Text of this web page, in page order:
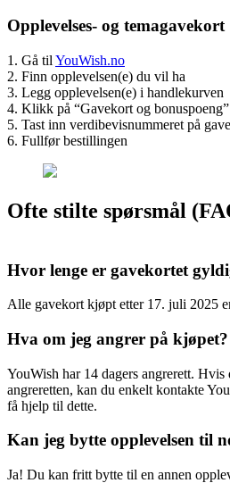
Opplevelses- og temagavekort
1. Gå til YouWish.no
2. Finn opplevelsen(e) du vil ha
3. Legg opplevelsen(e) i handlekurven
4. Klikk på “Gavekort og bonuspoeng”
5. Tast inn verdibevisnummeret på
6. Fullfør bestillingen
Ofte stilte spørsmål
Hvor lenge er gavekortet
Alle gavekort kjøpt etter 17. juli 2025
Hva om jeg angrer på kjøpet?
YouWish har 14 dagers angrerett. Hvis
angreretten, kan du enkelt kontakte
få hjelp til dette.
Kan jeg bytte opplevelsen til
Ja! Du kan fritt bytte til en annen